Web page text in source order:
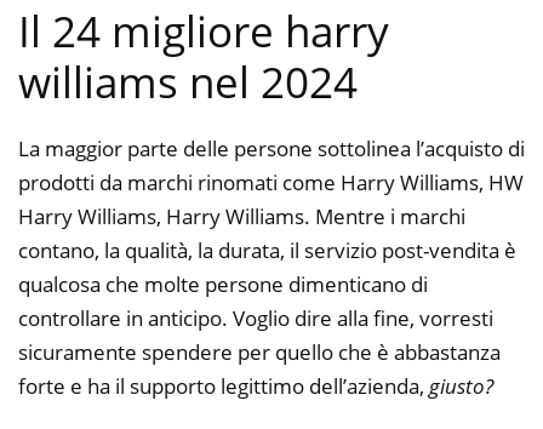
Il 24 migliore harry
williams nel 2024
La maggior parte delle persone sottolinea l’acquisto di
prodotti da marchi rinomati come Harry Williams, HW
Harry Williams, Harry Williams. Mentre i marchi
contano, la qualità, la durata, il servizio post-vendita è
qualcosa che molte persone dimenticano di
controllare in anticipo. Voglio dire alla fine, vorresti
sicuramente spendere per quello che è abbastanza
forte e ha il supporto legittimo dell’azienda, giusto?